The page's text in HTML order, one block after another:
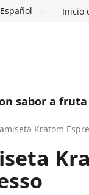
Mayorista
Español Inicio
sabor a fruta
Kratom